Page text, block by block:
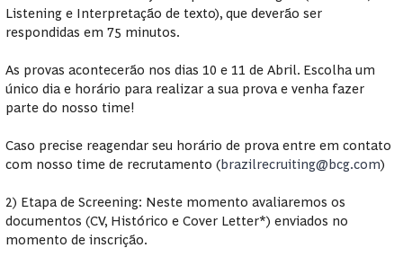
Listening e Interpretação de texto), que deverão ser
respondidas em 75 minutos.
As provas acontecerão nos dias 10 e 11 de Abril. Escolha um
único dia e horário para realizar a sua prova e venha fazer
parte do nosso time!
Caso precise reagendar seu horário de prova entre em contato
com nosso time de recrutamento (brazilrecruiting@bcg.com)
2) Etapa de Screening: Neste momento avaliaremos os
documentos (CV, Histórico e Cover Letter*) enviados no
momento de inscrição.